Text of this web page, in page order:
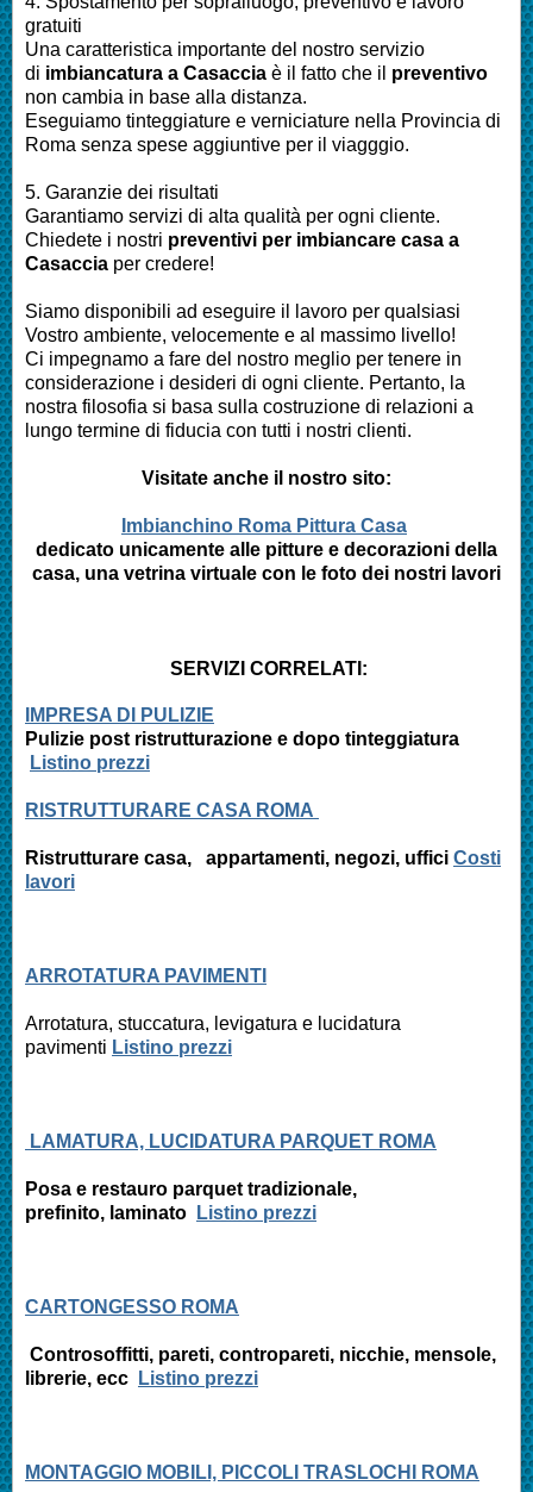
gratuiti
Una caratteristica importante del nostro servizio
di imbiancatura a Casaccia è il fatto che il preventivo
non cambia in base alla distanza.
Eseguiamo tinteggiature e verniciature nella Provincia di
Roma senza spese aggiuntive per il viagggio.
5. Garanzie dei risultati
Garantiamo servizi di alta qualità per ogni cliente.
Chiedete i nostri preventivi per imbiancare casa a
Casaccia per credere!
Siamo disponibili ad eseguire il lavoro per qualsiasi
Vostro ambiente, velocemente e al massimo livello!
Ci impegnamo a fare del nostro meglio per tenere in
considerazione i desideri di ogni cliente. Pertanto, la
nostra filosofia si basa sulla costruzione di relazioni a
lungo termine di fiducia con tutti i nostri clienti.
Visitate anche il nostro sito:
Imbianchino Roma Pittura Casa
dedicato unicamente alle pitture e decorazioni della
casa, una vetrina virtuale con le foto dei nostri lavori
SERVIZI CORRELATI:
IMPRESA DI PULIZIE
Pulizie post ristrutturazione e dopo tinteggiatura
Listino prezzi
RISTRUTTURARE CASA ROMA
Ristrutturare casa, appartamenti, negozi, uffici Costi
lavori
ARROTATURA PAVIMENTI
Arrotatura, stuccatura, levigatura e lucidatura
pavimenti Listino prezzi
LAMATURA, LUCIDATURA PARQUET ROMA
Posa e restauro parquet tradizionale,
prefinito, laminato Listino prezzi
CARTONGESSO ROMA
Controsoffitti, pareti, contropareti, nicchie, mensole,
librerie, ecc
Listino prezzi
MONTAGGIO MOBILI, PICCOLI TRASLOCHI ROMA